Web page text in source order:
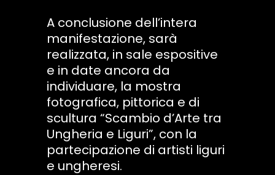
A conclusione dell’intera
manifestazione, sarà
realizzata, in sale espositive
e in date ancora da
individuare, la mostra
fotografica, pittorica e di
scultura “Scambio d’Arte tra
Ungheria e Liguri”, con la
partecipazione di artisti liguri
e ungheresi.